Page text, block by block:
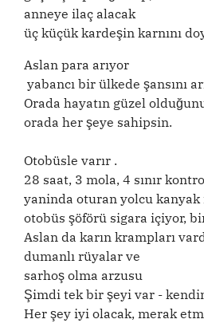
anneye ilaç alacak
üç küçük kardeşin karnını
Aslan para arıyor
yabancı bir ülkede şansını
Orada hayatın güzel
orada her şeye sahipsin.
Otobüsle varır .
28 saat, 3 mola, 4 sınır
yaninda oturan yolcu kanyak
otobüs şöförü sigara içiyor,
Aslan da karın krampları
dumanlı rüyalar ve
sarhoş olma arzusu
Şimdi tek bir şeyi var -
Her şey iyi olacak, merak